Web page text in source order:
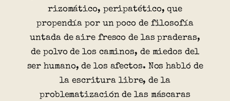
rizomático, peripatético, que
propendía por un poco de filosofía
untada de aire fresco de las praderas,
de polvo de los caminos, de miedos del
ser humano, de los afectos. Nos habló de
la escritura libre, de la
problematización de las máscaras